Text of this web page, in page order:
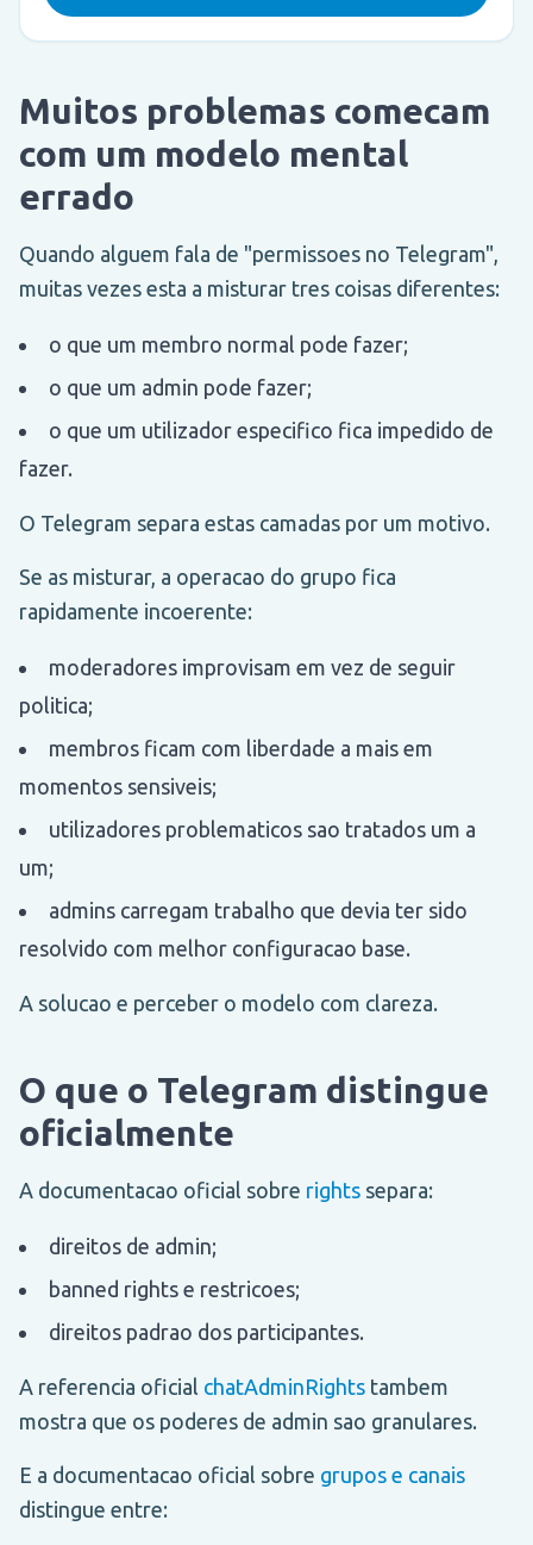
Muitos problemas comecam
com um modelo mental
errado
Quando alguem fala de "permissoes no Telegram",
muitas vezes esta a misturar tres coisas diferentes:
o que um membro normal pode fazer;
o que um admin pode fazer;
o que um utilizador especifico fica impedido de
fazer.
O Telegram separa estas camadas por um motivo.
Se as misturar, a operacao do grupo fica
rapidamente incoerente:
moderadores improvisam em vez de seguir
politica;
membros ficam com liberdade a mais em
momentos sensiveis;
utilizadores problematicos sao tratados um a
um;
admins carregam trabalho que devia ter sido
resolvido com melhor configuracao base.
A solucao e perceber o modelo com clareza.
O que o Telegram distingue
oficialmente
A documentacao oficial sobre rights separa:
direitos de admin;
banned rights e restricoes;
direitos padrao dos participantes.
A referencia oficial chatAdminRights tambem
mostra que os poderes de admin sao granulares.
E a documentacao oficial sobre grupos e canais
distingue entre: